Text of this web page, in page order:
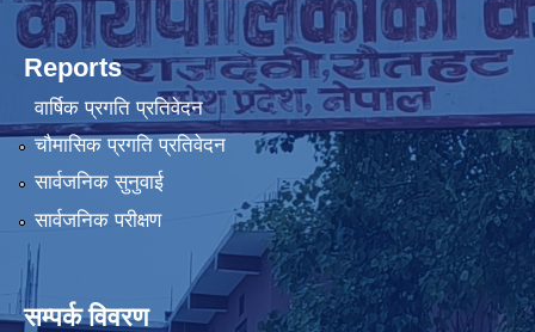
Reports
वार्षिक प्रगति प्रतिवेदन
चौमासिक प्रगति प्रतिवेदन
सार्वजनिक सुनुवाई
सार्वजनिक परीक्षण
सम्पर्क विवरण